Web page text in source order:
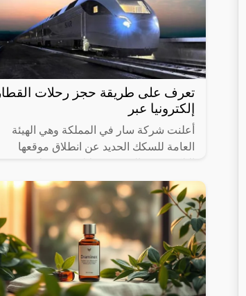
تعرف على طريقة حجز رحلات القطار
إلكترونيا عبر
أعلنت شركة سار في المملكة وهي الهيئة
العامة للسكك الحديد عن انطلاق موقعها
الأشخاص حجز القطارات ومعرفة المواعيد
المختلفة لها،